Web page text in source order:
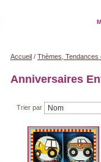
Accueil / Thèmes, Tendances
Anniversaires
Trier par